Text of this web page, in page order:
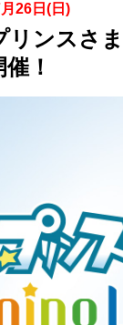
26日(日)
ンスさ
！